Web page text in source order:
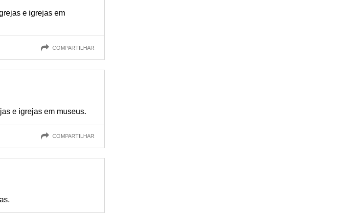
e igrejas em
COMPARTILHAR
e igrejas em museus.
COMPARTILHAR